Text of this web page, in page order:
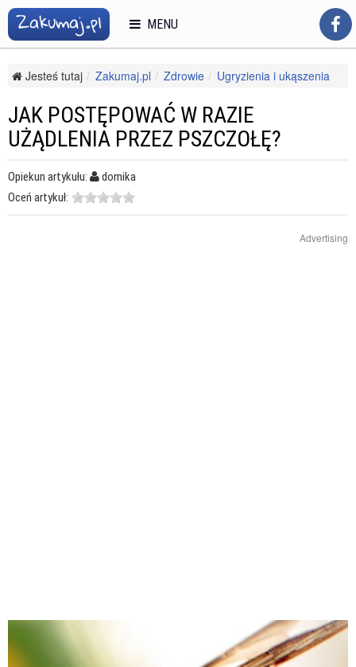
Jesteś tutaj Zakumaj.pl Zdrowie
Ugryzienia i ukąszenia
Jak postępować w razie użądlenia przez pszczołę?
JAK POSTĘPOWAĆ W RAZIE
UŻĄDLENIA PRZEZ PSZCZOŁĘ?
Opiekun artykułu:
domika
Oceń artykuł:
Advertising
MENU